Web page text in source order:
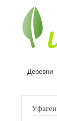
Основная
Деревни
Уфаген